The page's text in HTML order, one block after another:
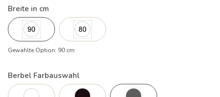
Breite in cm
Gewählte Option: 90 cm
Berbel Farbauswahl